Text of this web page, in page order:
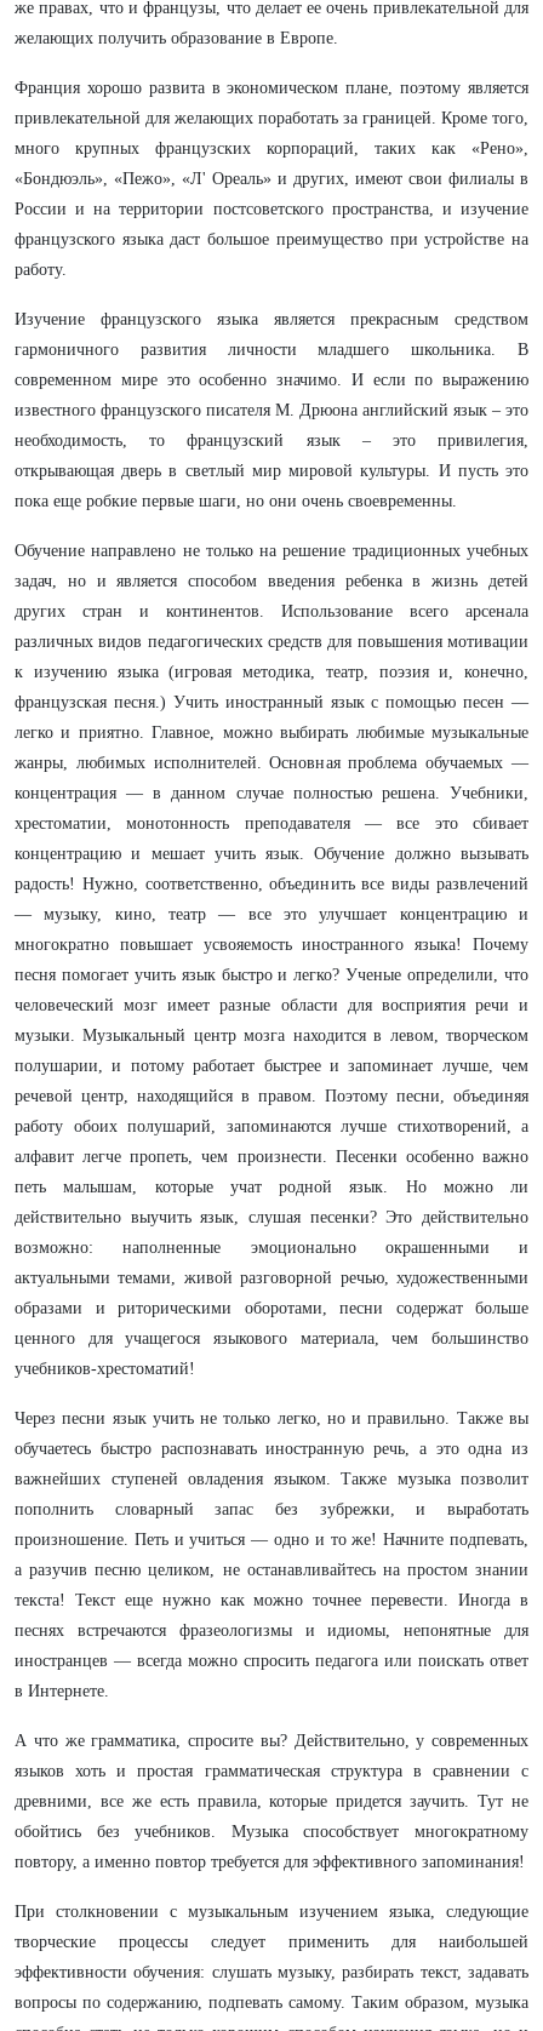
же правах, что и французы, что делает ее очень привлекательной для
желающих получить образование в Европе.
Франция хорошо развита в экономическом плане, поэтому является
привлекательной для желающих поработать за границей. Кроме того,
много крупных французских корпораций, таких как «Рено»,
«Бондюэль», «Пежо», «Л' Ореаль» и других, имеют свои филиалы в
России и на территории постсоветского пространства, и изучение
французского языка даст большое преимущество при устройстве на
работу.
Изучение французского языка является прекрасным средством
гармоничного развития личности младшего школьника. В
современном мире это особенно значимо. И если по выражению
известного французского писателя М. Дрюона английский язык – это
необходимость, то французский язык – это привилегия,
открывающая дверь в светлый мир мировой культуры. И пусть это
пока еще робкие первые шаги, но они очень своевременны.
Обучение направлено не только на решение традиционных учебных
задач, но и является способом введения ребенка в жизнь детей
других стран и континентов. Использование всего арсенала
различных видов педагогических средств для повышения мотивации
к изучению языка (игровая методика, театр, поэзия и, конечно,
французская песня.) Учить иностранный язык с помощью песен —
легко и приятно. Главное, можно выбирать любимые музыкальные
жанры, любимых исполнителей. Основная проблема обучаемых —
концентрация — в данном случае полностью решена. Учебники,
хрестоматии, монотонность преподавателя — все это сбивает
концентрацию и мешает учить язык. Обучение должно вызывать
радость! Нужно, соответственно, объединить все виды развлечений
— музыку, кино, театр — все это улучшает концентрацию и
многократно повышает усвояемость иностранного языка! Почему
песня помогает учить язык быстро и легко? Ученые определили, что
человеческий мозг имеет разные области для восприятия речи и
музыки. Музыкальный центр мозга находится в левом, творческом
полушарии, и потому работает быстрее и запоминает лучше, чем
речевой центр, находящийся в правом. Поэтому песни, объединяя
работу обоих полушарий, запоминаются лучше стихотворений, а
алфавит легче пропеть, чем произнести. Песенки особенно важно
петь малышам, которые учат родной язык. Но можно ли
действительно выучить язык, слушая песенки? Это действительно
возможно: наполненные эмоционально окрашенными и
актуальными темами, живой разговорной речью, художественными
образами и риторическими оборотами, песни содержат больше
ценного для учащегося языкового материала, чем большинство
учебников-хрестоматий!
Через песни язык учить не только легко, но и правильно. Также вы
обучаетесь быстро распознавать иностранную речь, а это одна из
важнейших ступеней овладения языком. Также музыка позволит
пополнить словарный запас без зубрежки, и выработать
произношение. Петь и учиться — одно и то же! Начните подпевать,
а разучив песню целиком, не останавливайтесь на простом знании
текста! Текст еще нужно как можно точнее перевести. Иногда в
песнях встречаются фразеологизмы и идиомы, непонятные для
иностранцев — всегда можно спросить педагога или поискать ответ
в Интернете.
А что же грамматика, спросите вы? Действительно, у современных
языков хоть и простая грамматическая структура в сравнении с
древними, все же есть правила, которые придется заучить. Тут не
обойтись без учебников. Музыка способствует многократному
повтору, а именно повтор требуется для эффективного запоминания!
При столкновении с музыкальным изучением языка, следующие
творческие процессы следует применить для наибольшей
эффективности обучения: слушать музыку, разбирать текст, задавать
вопросы по содержанию, подпевать самому. Таким образом, музыка